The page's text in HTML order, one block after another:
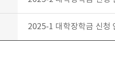
2025-1 대학장학금 신청